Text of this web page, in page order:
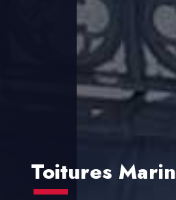
Toitures Marin